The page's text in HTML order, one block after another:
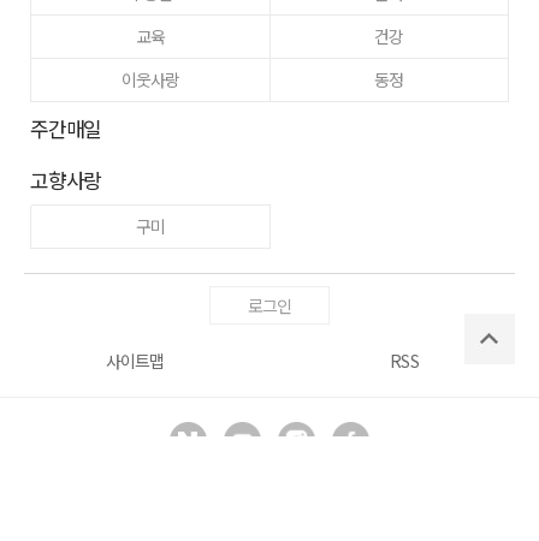
교육
건강
이웃사랑
동정
주간매일
고향사랑
구미
로그인
사이트맵 RSS